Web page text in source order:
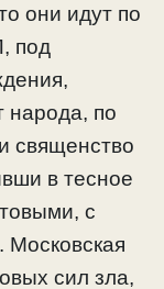
они идут по
под
народа, по
священство
в тесное
с
Московская
сил зла,